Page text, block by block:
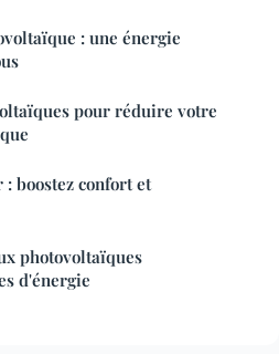
: une énergie
pour réduire votre
boostez confort et
photovoltaïques
d'énergie